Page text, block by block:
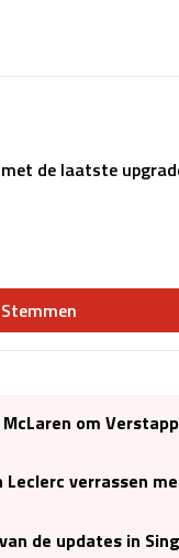
de laatste
Stemmen
om
Leclerc verrassen
de updates in